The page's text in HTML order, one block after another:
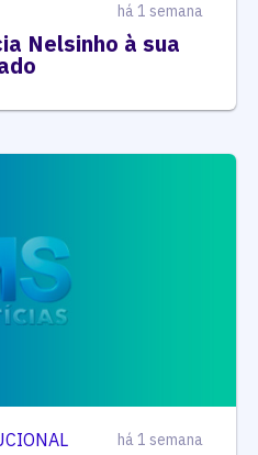
há 1 semana
Nelsinho à sua
há 1 semana